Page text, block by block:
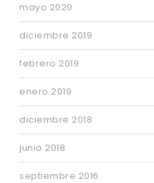
mayo 2020
diciembre 2019
febrero 2019
enero 2019
diciembre 2018
junio 2018
septiembre 2016